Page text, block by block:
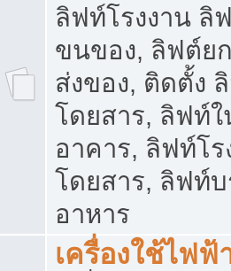
ลิฟท์โรงงาน ลิ
ขนของ, ลิฟต์ย
ส่งของ, ติดตั้ง
โดยสาร, ลิฟท์
อาคาร, ลิฟท์โ
โดยสาร, ลิฟท์
อาหาร
เครื่องใช้ไฟฟ้